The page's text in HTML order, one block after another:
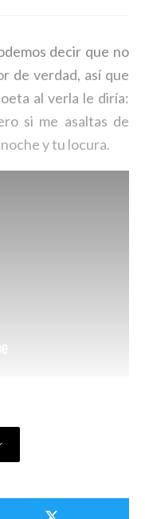
decir que no
de verdad, así que
al verla le diría:
si me asaltas de
y tu locura.